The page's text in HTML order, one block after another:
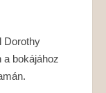
Dorothy
a bokájához